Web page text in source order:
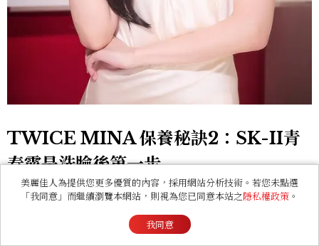
TWICE MINA 保養秘訣2：SK-II青
春露是洗臉後第一步
身為 SK-II 品牌大使，MINA 多年來都有使用青春露的
習慣。她會在洗完臉後第一時間使用，先將青春露倒在掌
美麗佳人為提供您更多優質的內容，採用網站分析技術。若您未點選
「我同意」而繼續瀏覽本網站，則視為您已同意本站之隱私權政策 。
我同意